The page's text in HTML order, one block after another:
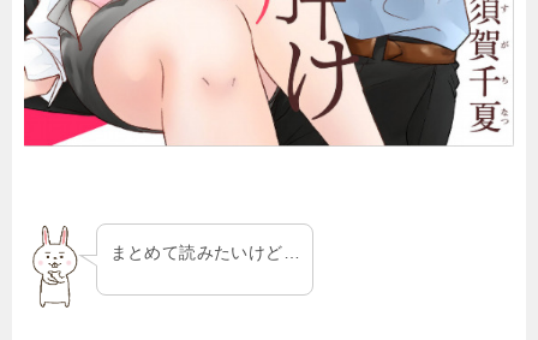
まとめて読みたいけど…